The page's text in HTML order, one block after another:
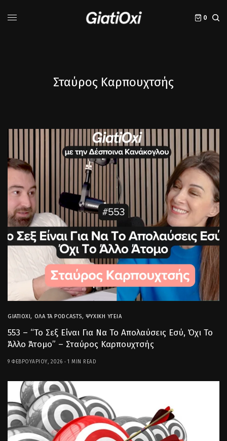
0
Σταύρος Καρπουχτσής
GIATIOXI, ΌΛΑ ΤΑ PODCASTS, ΨΥΧΙΚΉ ΥΓΕΊΑ
553 – “Το Σεξ Είναι Για Να Το Απολαύσεις Εσύ, Όχι Το
Άλλο Άτομο” – Σταύρος Καρπουχτσής
9 ΦΕΒΡΟΥΑΡΊΟΥ, 2026 1 MIN READ